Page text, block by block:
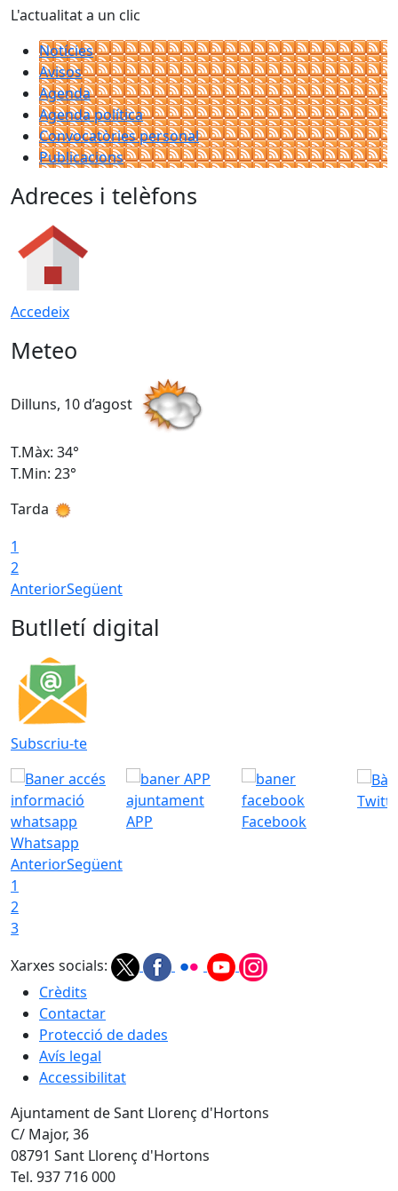
L'actualitat a un clic
Notícies
Avisos
Agenda
Agenda política
Convocatòries personal
Publicacions
Adreces i telèfons
Accedeix
Meteo
Dilluns, 10 d’agost
T.Màx: 34°
T.Min: 23°
Tarda
1
2
AnteriorSegüent
Butlletí digital
Subscriu-te
Whatsapp
APP Facebook
AnteriorSegüent
1
2
3
Xarxes socials:
Crèdits
Contactar
Protecció de dades
Avís legal
Accessibilitat
Ajuntament de Sant Llorenç d'Hortons
C/ Major, 36
08791 Sant Llorenç d'Hortons
Tel. 937 716 000